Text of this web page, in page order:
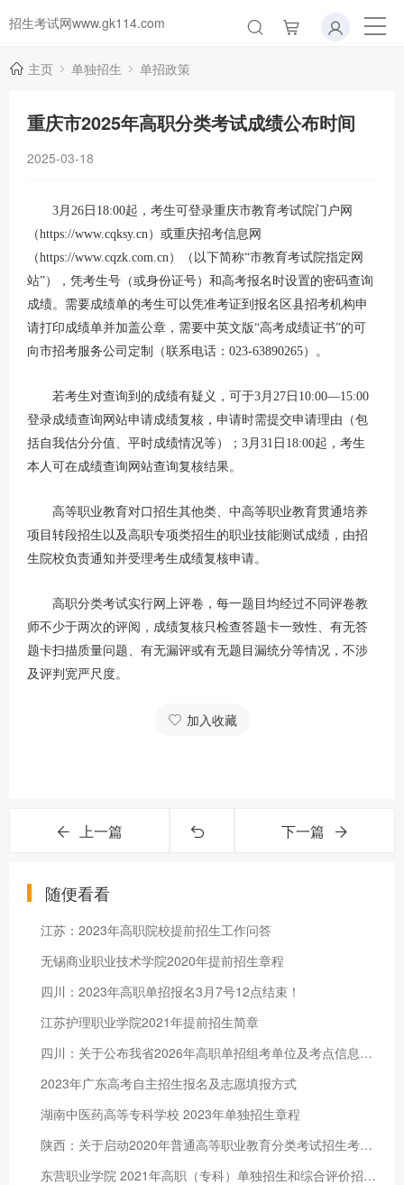
招生考试网www.gk114.com
主页 单独招生 单招政策
重庆市2025年高职分类考试成绩公布时间
2025-03-18
3月26日18:00起，考生可登录重庆市教育考试院门户网
（https://www.cqksy.cn）或重庆招考信息网
（https://www.cqzk.com.cn）（以下简称“市教育考试院指定网
站”），凭考生号（或身份证号）和高考报名时设置的密码查询
成绩。需要成绩单的考生可以凭准考证到报名区县招考机构申
请打印成绩单并加盖公章，需要中英文版“高考成绩证书”的可
向市招考服务公司定制（联系电话：023-63890265）。
若考生对查询到的成绩有疑义，可于3月27日10:00—15:00
登录成绩查询网站申请成绩复核，申请时需提交申请理由（包
括自我估分分值、平时成绩情况等）；3月31日18:00起，考生
本人可在成绩查询网站查询复核结果。
高等职业教育对口招生其他类、中高等职业教育贯通培养
项目转段招生以及高职专项类招生的职业技能测试成绩，由招
生院校负责通知并受理考生成绩复核申请。
高职分类考试实行网上评卷，每一题目均经过不同评卷教
师不少于两次的评阅，成绩复核只检查答题卡一致性、有无答
题卡扫描质量问题、有无漏评或有无题目漏统分等情况，不涉
及评判宽严尺度。
加入收藏
上一篇 下一篇
随便看看
江苏：2023年高职院校提前招生工作问答
无锡商业职业技术学院2020年提前招生章程
四川：2023年高职单招报名3月7号12点结束！
江苏护理职业学院2021年提前招生简章
四川：关于公布我省2026年高职单招组考单位及考点信息的通告
2023年广东高考自主招生报名及志愿填报方式
湖南中医药高等专科学校 2023年单独招生章程
陕西：关于启动2020年普通高等职业教育分类考试招生考生申请院校工作的通知
东营职业学院 2021年高职（专科）单独招生和综合评价招生章程